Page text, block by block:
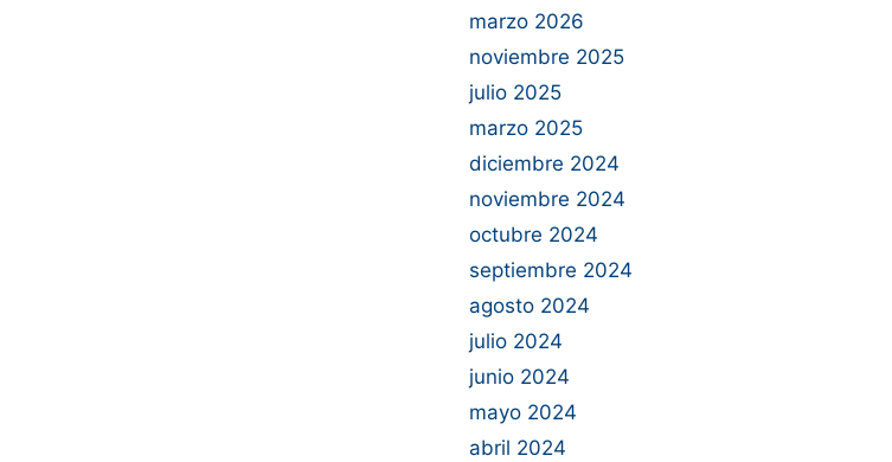
marzo 2026
noviembre 2025
julio 2025
marzo 2025
diciembre 2024
noviembre 2024
octubre 2024
septiembre 2024
agosto 2024
julio 2024
junio 2024
mayo 2024
abril 2024